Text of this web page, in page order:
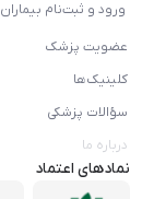
ورود و ثبت‌نام بیماران
عضویت پزشک
کلینیک‌ها
سؤالات پزشکی
درباره ما
نمادهای اعتماد